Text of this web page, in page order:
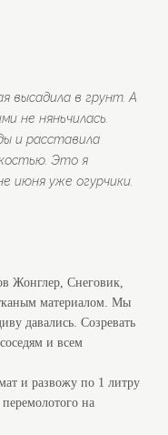
высадила в грунт. А
не няньчилась.
и расставила
Это я
июня уже огурчики.
Жонглер, Снеговик,
материалом. Мы
давались. Созревать
и всем
и развожу по 1 литру
на